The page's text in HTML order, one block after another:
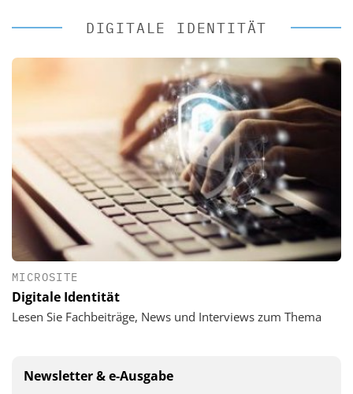
DIGITALE IDENTITÄT
MICROSITE
Digitale Identität
Lesen Sie Fachbeiträge, News und Interviews zum Thema
Newsletter & e-Ausgabe